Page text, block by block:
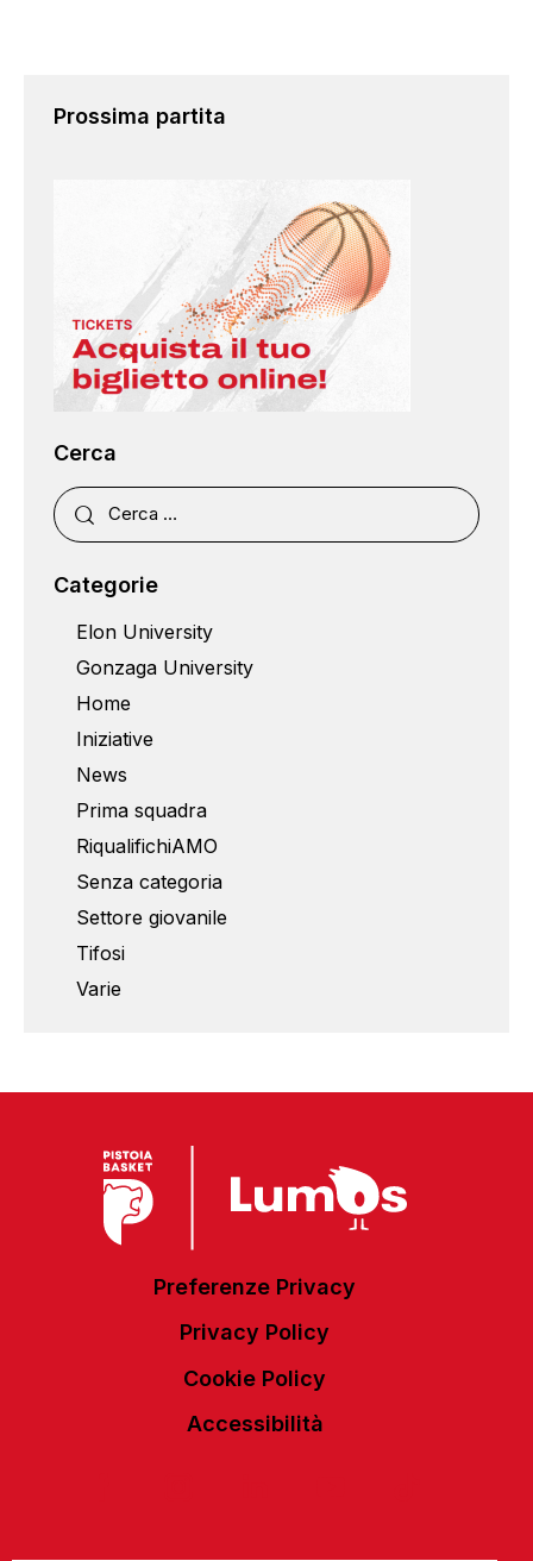
Prossima partita
Cerca
Categorie
Elon University
Gonzaga University
Home
Iniziative
News
Prima squadra
RiqualifichiAMO
Senza categoria
Settore giovanile
Tifosi
Varie
Preferenze Privacy
Privacy Policy
Cookie Policy
Accessibilità